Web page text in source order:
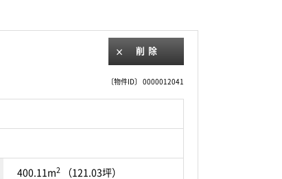
削除
〔物件ID〕 0000012041
400.11m2 （121.03坪）